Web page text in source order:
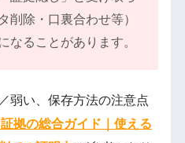
削除・口裏合わせ等）
なることがあります。
弱い、保存方法の注意点
拠の総合ガイド｜使える